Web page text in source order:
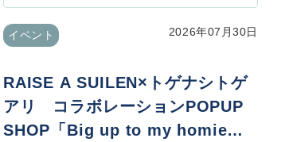
イベント 2026年07月30日
RAISE A SUILEN×トゲナシトゲ
アリ コラボレーションPOPUP
SHOP「Big up to my homie